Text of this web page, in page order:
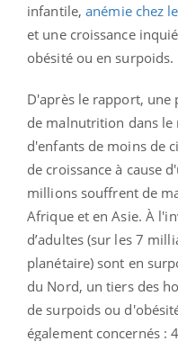
infantile,anémie chez
et une croissance
obésité ou en surpoids.
D'après le rapport, une
de malnutrition dans
d'enfants de moins de
de croissance à cause
millions souffrent de
Afrique et en Asie. À
d’adultes (sur les 7
planétaire) sont en
du Nord, un tiers des
de surpoids ou
également concernés :